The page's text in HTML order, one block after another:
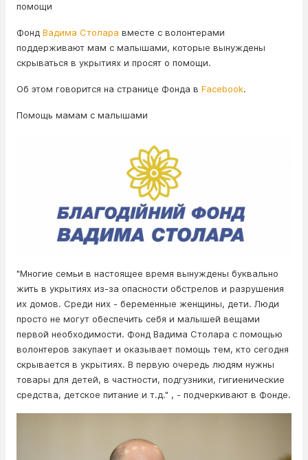
помощи
Фонд Вадима Столара вместе с волонтерами
поддерживают мам с малышами, которые вынуждены
скрываться в укрытиях и просят о помощи.
Об этом говорится на странице Фонда в Facebook.
Помощь мамам с малышами
"Многие семьи в настоящее время вынуждены буквально
жить в укрытиях из-за опасности обстрелов и разрушения
их домов. Среди них - беременные женщины, дети. Люди
просто не могут обеспечить себя и малышей вещами
первой необходимости. Фонд Вадима Столара с помощью
волонтеров закупает и оказывает помощь тем, кто сегодня
скрывается в укрытиях. В первую очередь людям нужны
товары для детей, в частности, подгузники, гигиенические
средства, детское питание и т.д." , - подчеркивают в Фонде.